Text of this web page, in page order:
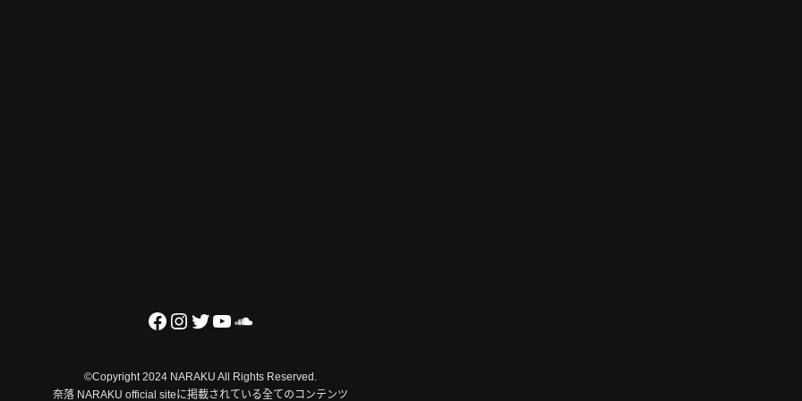
©Copyright 2024 NARAKU All Rights Reserved.
奈落 NARAKU official siteに掲載されている全てのコンテンツ